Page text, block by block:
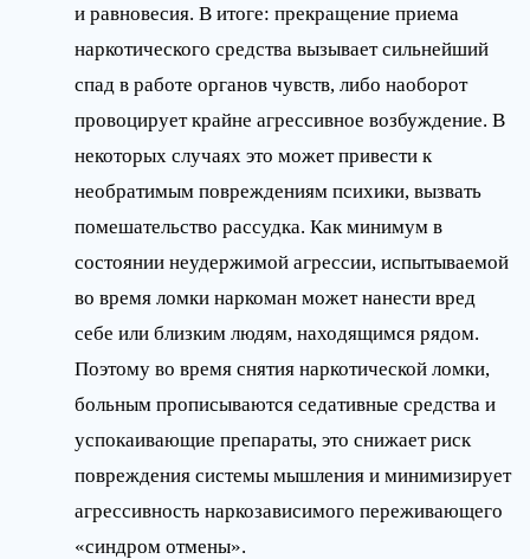
и равновесия. В итоге: прекращение приема
наркотического средства вызывает сильнейший
спад в работе органов чувств, либо наоборот
провоцирует крайне агрессивное возбуждение. В
некоторых случаях это может привести к
необратимым повреждениям психики, вызвать
помешательство рассудка. Как минимум в
состоянии неудержимой агрессии, испытываемой
во время ломки наркоман может нанести вред
себе или близким людям, находящимся рядом.
Поэтому во время снятия наркотической ломки,
больным прописываются седативные средства и
успокаивающие препараты, это снижает риск
повреждения системы мышления и минимизирует
агрессивность наркозависимого переживающего
«синдром отмены».